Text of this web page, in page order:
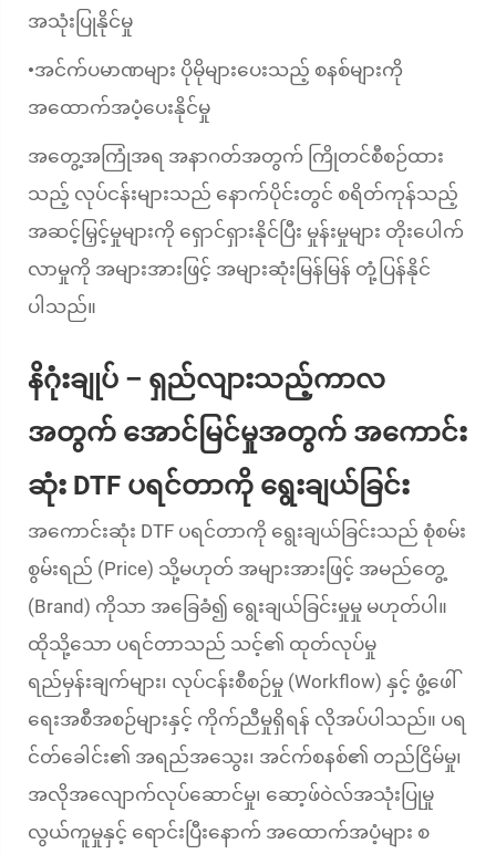
အသုံးပြုနိုင်မှု
•အင်က်ပမာဏများ ပိုမိုများပေးသည့် စနစ်များကို
အထောက်အပံ့ပေးနိုင်မှု
အတွေ့အကြုံအရ အနာဂတ်အတွက် ကြိုတင်စီစဉ်ထား
သည့် လုပ်ငန်းများသည် နောက်ပိုင်းတွင် စရိတ်ကုန်သည့်
အဆင့်မြှင့်မှုများကို ရှောင်ရှားနိုင်ပြီး မှုန်းမှုများ တိုးပေါက်
လာမှုကို အများအားဖြင့် အများဆုံးမြန်မြန် တုံ့ပြန်နိုင်
ပါသည်။
နိဂုံးချုပ် – ရှည်လျားသည့်ကာလ
အတွက် အောင်မြင်မှုအတွက် အကောင်း
ဆုံး DTF ပရင်တာကို ရွေးချယ်ခြင်း
အကောင်းဆုံး DTF ပရင်တာကို ရွေးချယ်ခြင်းသည် စုံစမ်း
စွမ်းရည် (Price) သို့မဟုတ် အများအားဖြင့် အမည်တွေ့
(Brand) ကိုသာ အခြေခံ၍ ရွေးချယ်ခြင်းမှုမှု မဟုတ်ပါ။
ထိုသို့သော ပရင်တာသည် သင့်၏ ထုတ်လုပ်မှု
ရည်မှန်းချက်များ၊ လုပ်ငန်းစီစဉ်မှု (Workflow) နှင့် ဖွံ့ဖေါ်
ရေးအစီအစဉ်များနှင့် ကိုက်ညီမှုရှိရန် လိုအပ်ပါသည်။ ပရ
င်တ်ခေါင်း၏ အရည်အသွေး၊ အင်က်စနစ်၏ တည်ငြိမ်မှု၊
အလိုအလျောက်လုပ်ဆောင်မှု၊ ဆော့ဖ်ဝဲလ်အသုံးပြုမှု
လွယ်ကူမှုနှင့် ရောင်းပြီးနောက် အထောက်အပံ့များ စ